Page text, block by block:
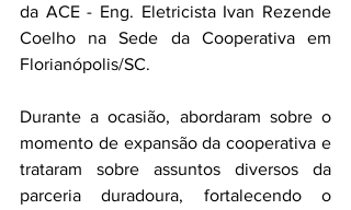
da ACE - Eng. Eletricista Ivan Rezende
Coelho na Sede da Cooperativa em
Florianópolis/SC.
Durante a ocasião, abordaram sobre o
momento de expansão da cooperativa e
trataram sobre assuntos diversos da
parceria duradoura, fortalecendo o